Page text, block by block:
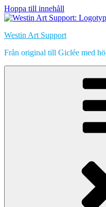
Hoppa till innehåll
Westin Art Support
Från original till Giclée med